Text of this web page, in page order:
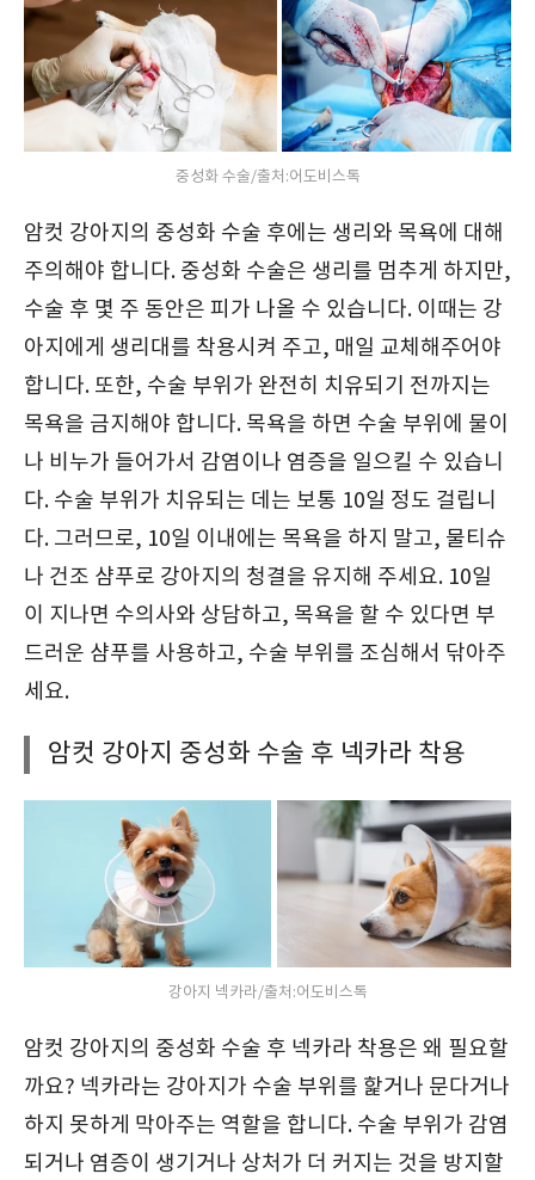
중성화 수술/출처:어도비스톡
암컷 강아지의 중성화 수술 후에는 생리와 목욕에 대해
주의해야 합니다. 중성화 수술은 생리를 멈추게 하지만,
수술 후 몇 주 동안은 피가 나올 수 있습니다. 이때는 강
아지에게 생리대를 착용시켜 주고, 매일 교체해주어야
합니다. 또한, 수술 부위가 완전히 치유되기 전까지는
목욕을 금지해야 합니다. 목욕을 하면 수술 부위에 물이
나 비누가 들어가서 감염이나 염증을 일으킬 수 있습니
다. 수술 부위가 치유되는 데는 보통 10일 정도 걸립니
다. 그러므로, 10일 이내에는 목욕을 하지 말고, 물티슈
나 건조 샴푸로 강아지의 청결을 유지해 주세요. 10일
이 지나면 수의사와 상담하고, 목욕을 할 수 있다면 부
드러운 샴푸를 사용하고, 수술 부위를 조심해서 닦아주
세요.
암컷 강아지 중성화 수술 후 넥카라 착용
강아지 넥카라/출처:어도비스톡
암컷 강아지의 중성화 수술 후 넥카라 착용은 왜 필요할
까요? 넥카라는 강아지가 수술 부위를 핥거나 문다거나
하지 못하게 막아주는 역할을 합니다. 수술 부위가 감염
되거나 염증이 생기거나 상처가 더 커지는 것을 방지할